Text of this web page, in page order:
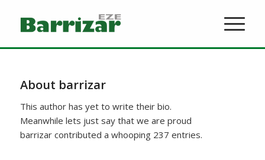
About barrizar
This author has yet to write their bio.
Meanwhile lets just say that we are proud
barrizarcontributed a whooping 237 entries.